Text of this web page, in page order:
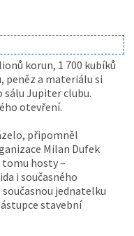
korun, 1 700 kubíků
peněz a materiálu si
sálu Jupiter clubu.
otevření.
připomněl
Milan Dufek
tomu hosty –
i současného
jednatelku
stavební